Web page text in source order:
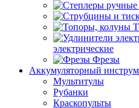
электрические
Фрезы
Аккумуляторный
Мультитулы
Рубанки
Краскопульты